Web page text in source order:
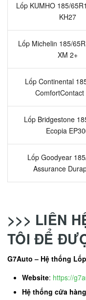
Lốp KUMHO 185/
KH27
Lốp Michelin 185/
XM 2+
Lốp Continental
ComfortContact
Lốp Bridgestone
Ecopia
Lốp Goodyear
Assurance
>>> LIÊN
TÔI ĐỂ
G7Auto – Hệ thống
Website: https://
Hệ thống cửa hàng